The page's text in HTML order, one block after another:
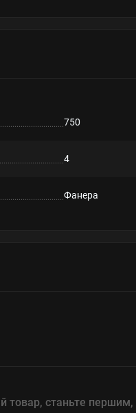
750
4
Фанера
товар, станьте першим,